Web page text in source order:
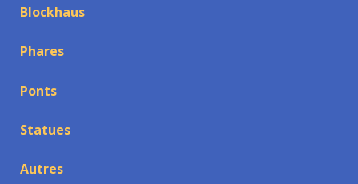
Blockhaus
Phares
Ponts
Statues
Autres